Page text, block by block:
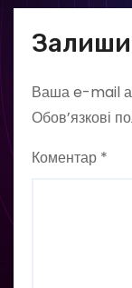
Ваша e-mail
Обов’язкові
Коментар *